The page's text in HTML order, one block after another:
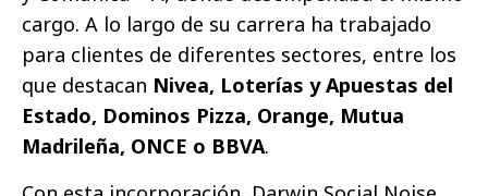
cargo. A lo largo de su carrera ha trabajado
para clientes de diferentes sectores, entre los
que destacan Nivea, Loterías y Apuestas del
Estado, Dominos Pizza, Orange, Mutua
Madrileña, ONCE o BBVA.